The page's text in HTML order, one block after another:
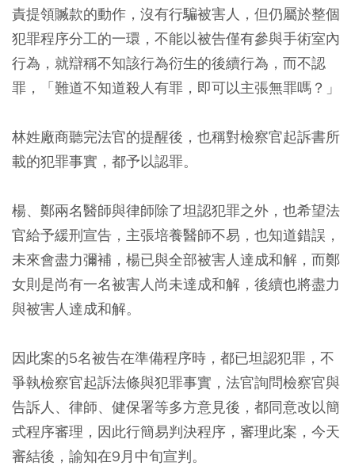
責提領贓款的動作，沒有行騙被害人，但仍屬於整個
犯罪程序分工的一環，不能以被告僅有參與手術室內
行為，就辯稱不知該行為衍生的後續行為，而不認
罪，「難道不知道殺人有罪，即可以主張無罪嗎？」
林姓廠商聽完法官的提醒後，也稱對檢察官起訴書所
載的犯罪事實，都予以認罪。
楊、鄭兩名醫師與律師除了坦認犯罪之外，也希望法
官給予緩刑宣告，主張培養醫師不易，也知道錯誤，
未來會盡力彌補，楊已與全部被害人達成和解，而鄭
女則是尚有一名被害人尚未達成和解，後續也將盡力
與被害人達成和解。
因此案的5名被告在準備程序時，都已坦認犯罪，不
爭執檢察官起訴法條與犯罪事實，法官詢問檢察官與
告訴人、律師、健保署等多方意見後，都同意改以簡
式程序審理，因此行簡易判決程序，審理此案，今天
審結後，諭知在9月中旬宣判。